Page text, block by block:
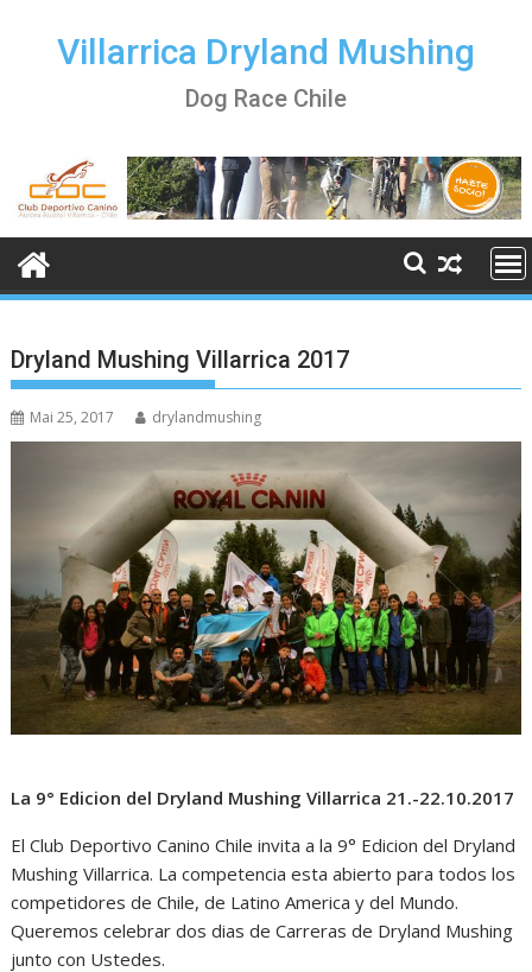
Villarrica Dryland Mushing
Dog Race Chile
Dryland Mushing Villarrica 2017
Mai 25, 2017 drylandmushing
La 9° Edicion del Dryland Mushing Villarrica 21.-22.10.2017
El Club Deportivo Canino Chile invita a la 9° Edicion del Dryland
Mushing Villarrica. La competencia esta abierto para todos los
competidores de Chile, de Latino America y del Mundo.
Queremos celebrar dos dias de Carreras de Dryland Mushing
junto con Ustedes.